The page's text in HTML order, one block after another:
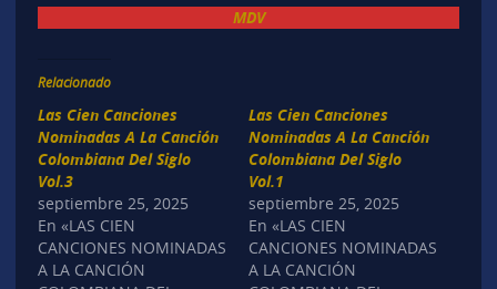
MDV
Relacionado
Las Cien Canciones
Nominadas A La Canción
Colombiana Del Siglo
Vol.3
septiembre 25, 2025
En «LAS CIEN
CANCIONES NOMINADAS
A LA CANCIÓN
Las Cien Canciones
Nominadas A La Canción
Colombiana Del Siglo
Vol.1
septiembre 25, 2025
En «LAS CIEN
CANCIONES NOMINADAS
A LA CANCIÓN